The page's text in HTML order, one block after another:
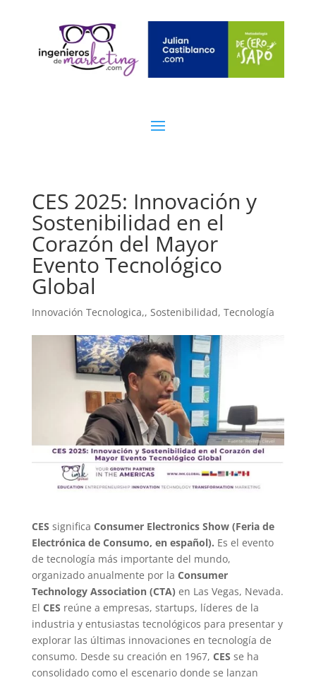
CES 2025: Innovación y
Sostenibilidad en el
Corazón del Mayor
Evento Tecnológico
Global
Innovación Tecnologica,, Sostenibilidad, Tecnología
CES significa Consumer Electronics Show (Feria de
Electrónica de Consumo, en español). Es el evento
de tecnología más importante del mundo,
organizado anualmente por la Consumer
Technology Association (CTA) en Las Vegas, Nevada.
El CES reúne a empresas, startups, líderes de la
industria y entusiastas tecnológicos para presentar y
explorar las últimas innovaciones en tecnología de
consumo. Desde su creación en 1967, CES se ha
consolidado como el escenario donde se lanzan